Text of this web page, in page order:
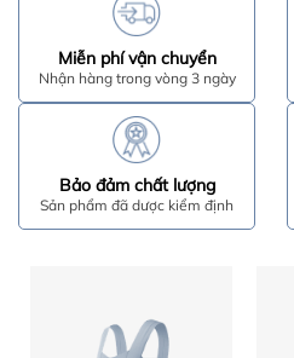
Miễn phí vận chuyển
Nhận hàng trong vòng 3 ngày
Bảo đảm chất lượng
Sản phẩm đã dược kiểm định